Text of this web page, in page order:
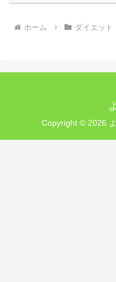
ホーム ダイエット
Copyright © 2026